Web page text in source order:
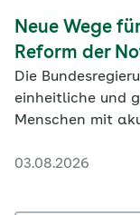
03.08.2026
Neue Wege
Reform der
Die
einheitliche und
Menschen mit